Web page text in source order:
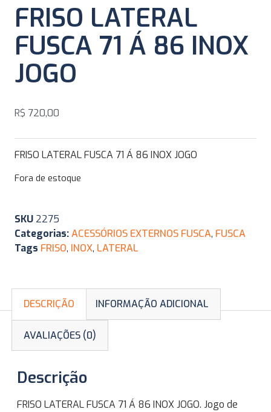
FRISO LATERAL
FUSCA 71 Á 86 INOX
JOGO
R$ 720,00
FRISO LATERAL FUSCA 71 Á 86 INOX JOGO
Fora de estoque
SKU 2275
Categorias:ACESSÓRIOS EXTERNOS FUSCA, FUSCA
Tags FRISO, INOX, LATERAL
DESCRIÇÃO INFORMAÇÃO ADICIONAL
AVALIAÇÕES (0)
Descrição
FRISO LATERAL FUSCA 71 Á 86 INOX JOGO. Jogo de